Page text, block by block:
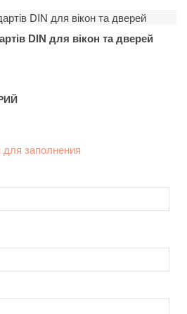
DIN для вікон та дверей
заполнения